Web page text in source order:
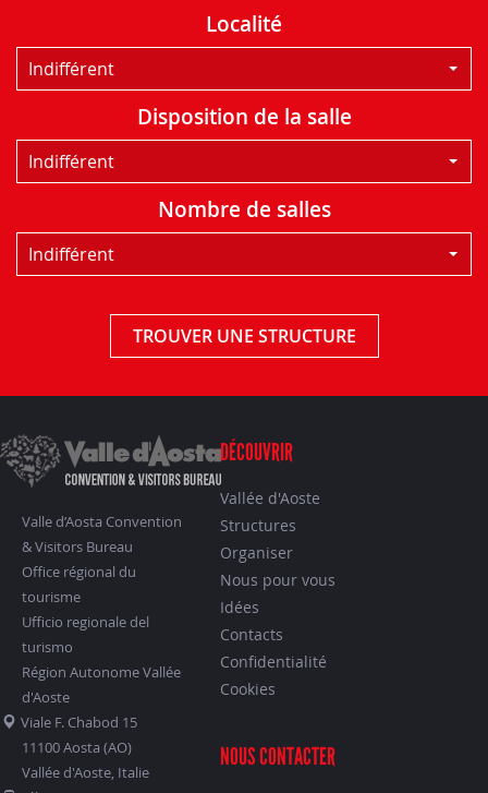
Localité
Indifférent
Disposition de la salle
Indifférent
Nombre de salles
Indifférent
TROUVER UNE STRUCTURE
Valle d’Aosta Convention
& Visitors Bureau
Office régional du
tourisme
Ufficio regionale del
turismo
Région Autonome Vallée
d'Aoste
Viale F. Chabod 15
11100 Aosta (AO)
Vallée d'Aoste, Italie
DÉCOUVRIR
Vallée d'Aoste
Structures
Organiser
Nous pour vous
Idées
Contacts
Confidentialité
Cookies
NOUS CONTACTER